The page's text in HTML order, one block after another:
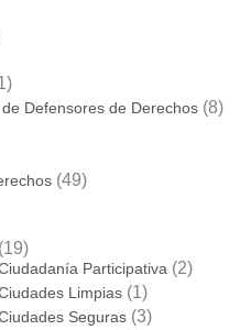
Defensores de Derechos (8)
(49)
(19)
Participativa (2)
Limpias (1)
Seguras (3)